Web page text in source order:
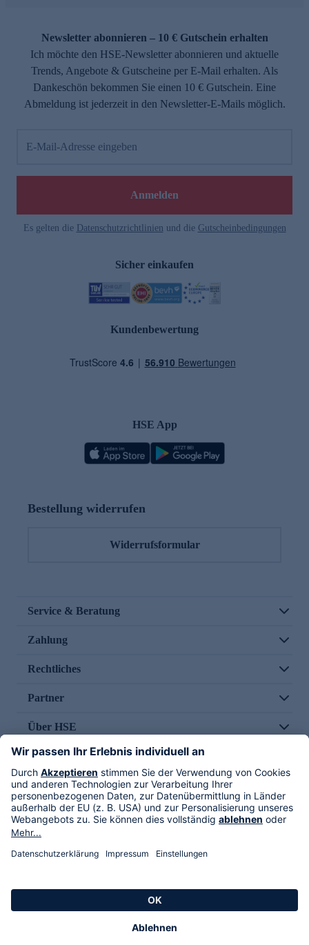
Newsletter abonnieren – 10 € Gutschein erhalten
Ich möchte den HSE-Newsletter abonnieren und aktuelle
Trends, Angebote & Gutscheine per E-Mail erhalten. Als
Dankeschön bekommen Sie einen 10 € Gutschein. Eine
Abmeldung ist jederzeit in den Newsletter-E-Mails möglich.
E-Mail-Adresse eingeben
Anmelden
Es gelten die Datenschutzrichtlinien und die Gutscheinbedingungen
Sicher einkaufen
Kundenbewertung
HSE App
Bestellung widerrufen
Widerrufsformular
Service & Beratung
Zahlung
Rechtliches
Partner
Über HSE
Im TV
HSE International